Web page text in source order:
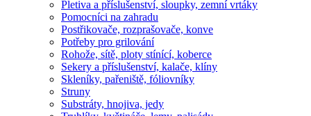
Pletiva a příslušenství, sloupky, zemní vrtáky
Pomocníci na zahradu
Postřikovače, rozprašovače, konve
Potřeby pro grilování
Rohože, sítě, ploty stínící, koberce
Sekery a příslušenství, kalače, klíny
Skleníky, pařeniště, fóliovníky
Struny
Substráty, hnojiva, jedy